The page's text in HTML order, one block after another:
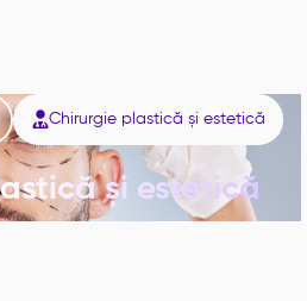
Chirurgie plastică și estetică
și estetică